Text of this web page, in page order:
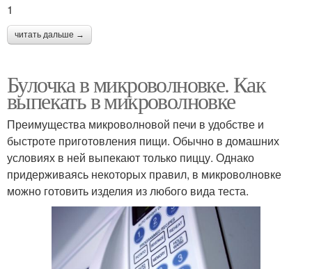
1
читать дальше →
Булочка в микроволновке. Как
выпекать в микроволновке
Преимущества микроволновой печи в удобстве и
быстроте приготовления пищи. Обычно в домашних
условиях в ней выпекают только пиццу. Однако
придерживаясь некоторых правил, в микроволновке
можно готовить изделия из любого вида теста.